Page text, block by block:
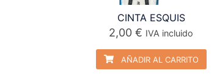
CINTA ESQUIS
2,00€ IVA incluido
AÑADIR AL CARRITO